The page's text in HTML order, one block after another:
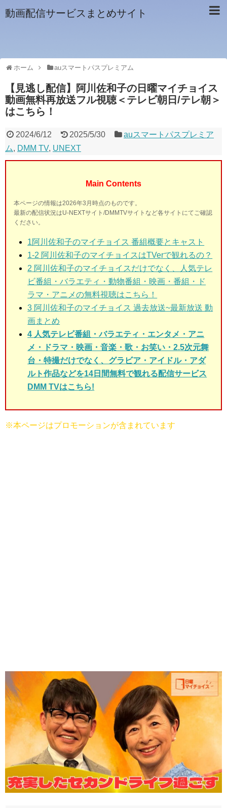
動画配信サービスまとめサイト
ホーム auスマートパスプレミアム
【見逃し配信】阿川佐和子の日曜マイチョイス
動画無料再放送フル視聴＜テレビ朝日/テレ朝＞
はこちら！
2024/6/12 2025/5/30
auスマートパスプレミア
ム, DMM TV, UNEXT
Main Contents
本ページの情報は2026年3月時点のものです。
最新の配信状況はU-NEXTサイト/DMMTVサイトなど各サイトにてご確認
ください。
1阿川佐和子のマイチョイス 番組概要とキャスト
1-2 阿川佐和子のマイチョイスはTVerで観れるの？
2 阿川佐和子のマイチョイスだけでなく、人気テレ
ビ番組・バラエティ・動物番組・映画・番組・ド
ラマ・アニメの無料視聴はこちら！
3 阿川佐和子のマイチョイス 過去放送~最新放送 動
画まとめ
4 人気テレビ番組・バラエティ・エンタメ・アニ
メ・ドラマ・映画・音楽・歌・お笑い・2.5次元舞
台・特撮だけでなく、グラビア・アイドル・アダ
ルト作品などを14日間無料で観れる配信サービス
DMM TVはこちら!
※本ページはプロモーションが含まれています